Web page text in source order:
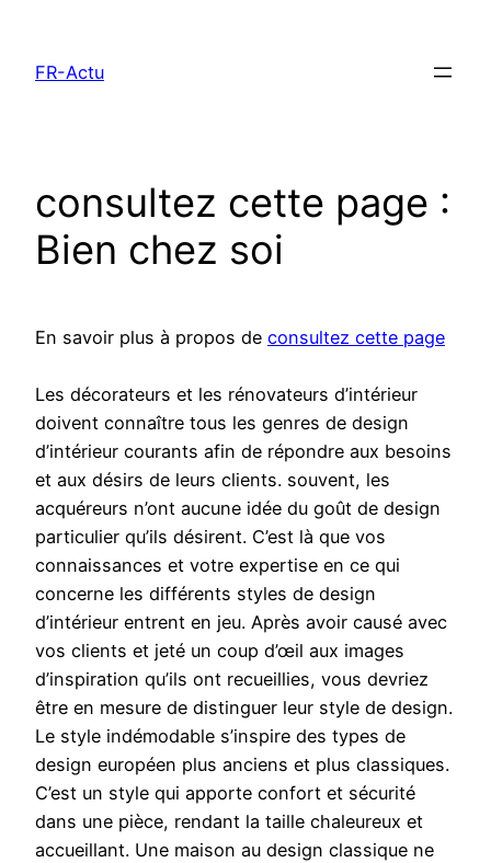
contenu
FR-Actu
consultez cette page :
Bien chez soi
En savoir plus à propos de consultez cette page
Les décorateurs et les rénovateurs d’intérieur
doivent connaître tous les genres de design
d’intérieur courants afin de répondre aux besoins
et aux désirs de leurs clients. souvent, les
acquéreurs n’ont aucune idée du goût de design
particulier qu’ils désirent. C’est là que vos
connaissances et votre expertise en ce qui
concerne les différents styles de design
d’intérieur entrent en jeu. Après avoir causé avec
vos clients et jeté un coup d’œil aux images
d’inspiration qu’ils ont recueillies, vous devriez
être en mesure de distinguer leur style de design.
Le style indémodable s’inspire des types de
design européen plus anciens et plus classiques.
C’est un style qui apporte confort et sécurité
dans une pièce, rendant la taille chaleureux et
accueillant. Une maison au design classique ne